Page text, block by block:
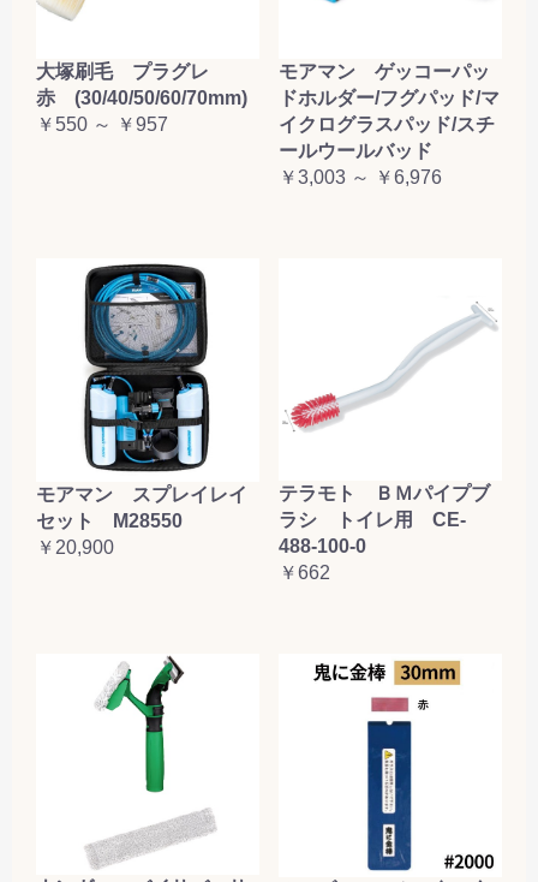
大塚刷毛 プラグレ
赤 (30/40/50/60/70mm)
￥550 ～ ￥957
モアマン ゲッコーパッ
ドホルダー/フグパッド/マ
イクログラスパッド/スチ
ールウールバッド
￥3,003 ～ ￥6,976
モアマン スプレイレイ
セット M28550
￥20,900
テラモト ＢＭパイプブ
ラシ トイレ用 CE-
488-100-0
￥662